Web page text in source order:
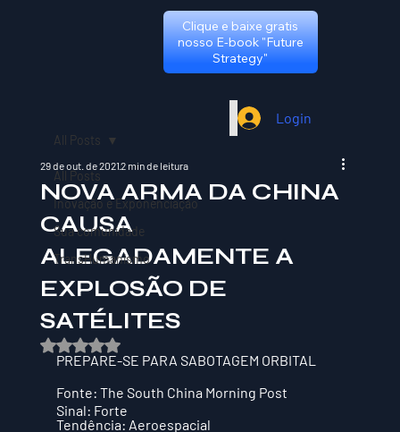
Clique e baixe gratis
nosso E-book "Future
Strategy"
Login
All Posts
Inovação e Exponenciação
Sua comunidade
TransHumanismo
All Posts
NOVA ARMA DA CHINA
CAUSA
ALEGADAMENTE A
EXPLOSÃO DE
SATÉLITES
29 de out. de 20212 min de leitura
Avaliado com NaN de 5 estrelas.
PREPARE-SE PARA SABOTAGEM ORBITAL
Fonte: The South China Morning Post
Sinal: Forte
Tendência: Aeroespacial